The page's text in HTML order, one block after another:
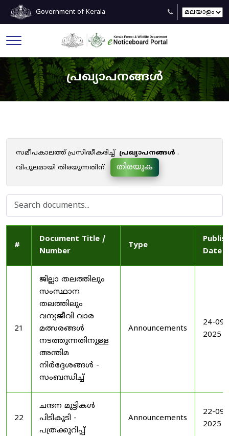
Government of Kerala
പ്രഖ്യാപനങ്ങൾ
സമീപകാലത്ത് പ്രസിദ്ധീകരിച്ച് പ്രഖ്യാപനങ്ങൾ .
വിപുലമായി തിരയുന്നതിന്
തിരയുക
#
Document Title /
Number
Type
Date
21
ജില്ലാ തലത്തിലും
സംസ്ഥാന
തലത്തിലും
വന്യജീവി വാര
മത്സരങ്ങൾ
നടത്തുന്നതിനുള്ള
അന്തിമ
നിർദ്ദേശങ്ങൾ -
സംബന്ധിച്ച്
Announcements
24-09-
2025
22
ചന്ദന മുട്ടികൾ
പിടികൂടി -
പത്രക്കുറിപ്പ്
Announcements
22-09-
2025